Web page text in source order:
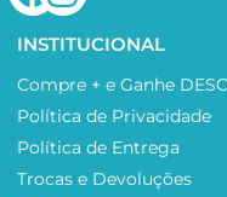
INSTITUCIONAL
Compre + e Ganhe
Política de Privacidade
Política de Entrega
Trocas e Devoluções